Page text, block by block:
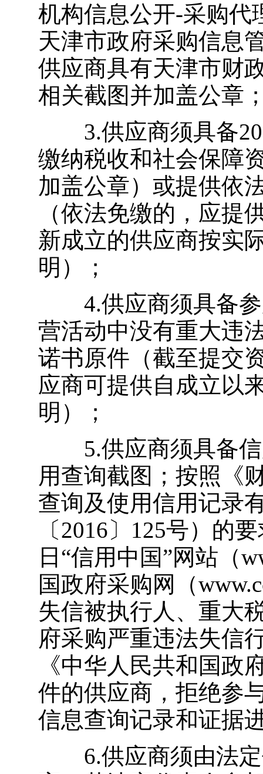
机构信息公开-采购代
天津市政府采购信息
供应商具有天津市财
相关截图并加盖公章
3.供应商须具备
缴纳税收和社会保障
加盖公章）或提供依
（依法免缴的，应提
新成立的供应商按实
明）；
4.供应商须具备参
营活动中没有重大违
诺书原件（截至提交
应商可提供自成立以
明）；
5.供应商须具备信
用查询截图；按照《
查询及使用信用记录
〔2016〕125号）的
日“信用中国”网站（
国政府采购网（
失信被执行人、重大
府采购严重违法失信
《中华人民共和国政
件的供应商，拒绝参
信息查询记录和证据
6.供应商须由法定